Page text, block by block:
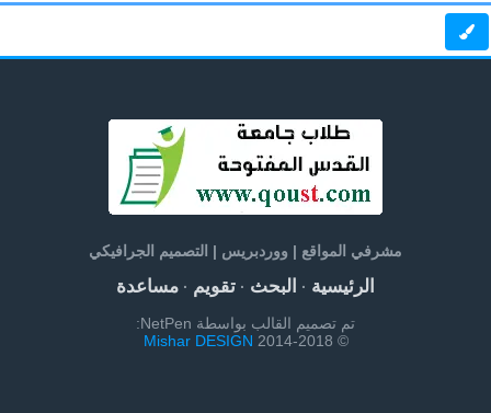
مشرفي المواقع | ووردبريس | التصميم الجرافيكي
الرئيسية· البحث· تقويم· مساعدة
تم تصميم القالب بواسطة NetPen:
© 2014-2018
Mishar DESIGN